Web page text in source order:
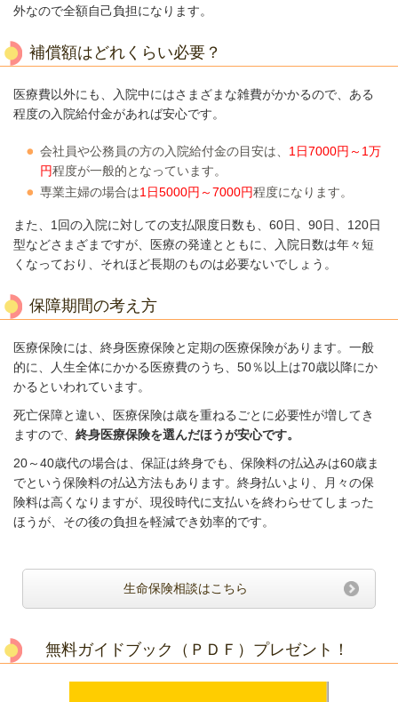
外なので全額自己負担になります。
補償額はどれくらい必要？
医療費以外にも、入院中にはさまざまな雑費がかかるので、ある
程度の入院給付金があれば安心です。
会社員や公務員の方の入院給付金の目安は、 1日7000円～1万
円程度が一般的となっています。
専業主婦の場合は1日5000円～7000円程度になります。
また、1回の入院に対しての支払限度日数も、60日、90日、120日
型などさまざまですが、医療の発達とともに、入院日数は年々短
くなっており、それほど長期のものは必要ないでしょう。
保障期間の考え方
医療保険には、終身医療保険と定期の医療保険があります。 一般
的に、人生全体にかかる医療費のうち、50％以上は70歳以降にか
かるといわれています。
死亡保障と違い、医療保険は歳を重ねるごとに必要性が増してき
ますので、 終身医療保険を選んだほうが安心です。
20～40歳代の場合は、保証は終身でも、保険料の払込みは60歳ま
でという保険料の払込方法もあります。終身払いより、月々の保
険料は高くなりますが、現役時代に支払いを終わらせてしまった
ほうが、その後の負担を軽減でき効率的です。
生命保険相談はこちら
無料ガイドブック（ＰＤＦ）プレゼント！